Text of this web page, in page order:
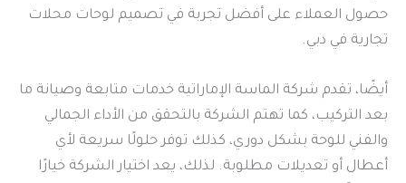
حصول العملاء على أفضل تجربة في تصميم لوحات محلات
تجارية في دبي.
أيضًا، تقدم شركة الماسة الإماراتية خدمات متابعة وصيانة ما
بعد التركيب، كما تهتم الشركة بالتحقق من الأداء الجمالي
والفني للوحة بشكل دوري، كذلك توفر حلولًا سريعة لأي
أعطال أو تعديلات مطلوبة. لذلك، يعد اختيار الشركة خيارًا